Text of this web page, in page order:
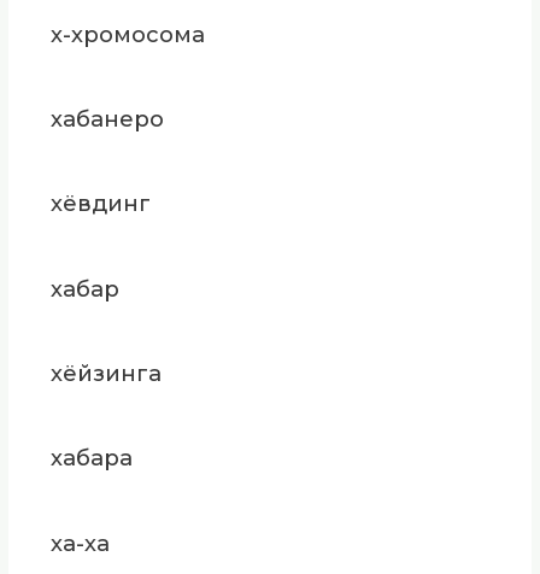
х-хромосома
хабанеро
хёвдинг
хабар
хёйзинга
хабара
ха-ха